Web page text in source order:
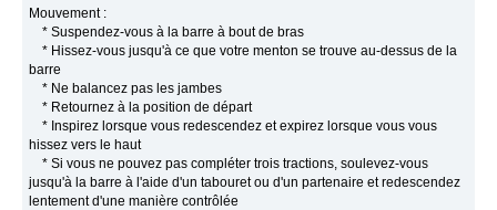
Mouvement :
* Suspendez-vous à la barre à bout de bras
* Hissez-vous jusqu'à ce que votre menton se trouve au-dessus de la
barre
* Ne balancez pas les jambes
* Retournez à la position de départ
* Inspirez lorsque vous redescendez et expirez lorsque vous vous
hissez vers le haut
* Si vous ne pouvez pas compléter trois tractions, soulevez-vous
jusqu'à la barre à l'aide d'un tabouret ou d'un partenaire et redescendez
lentement d'une manière contrôlée